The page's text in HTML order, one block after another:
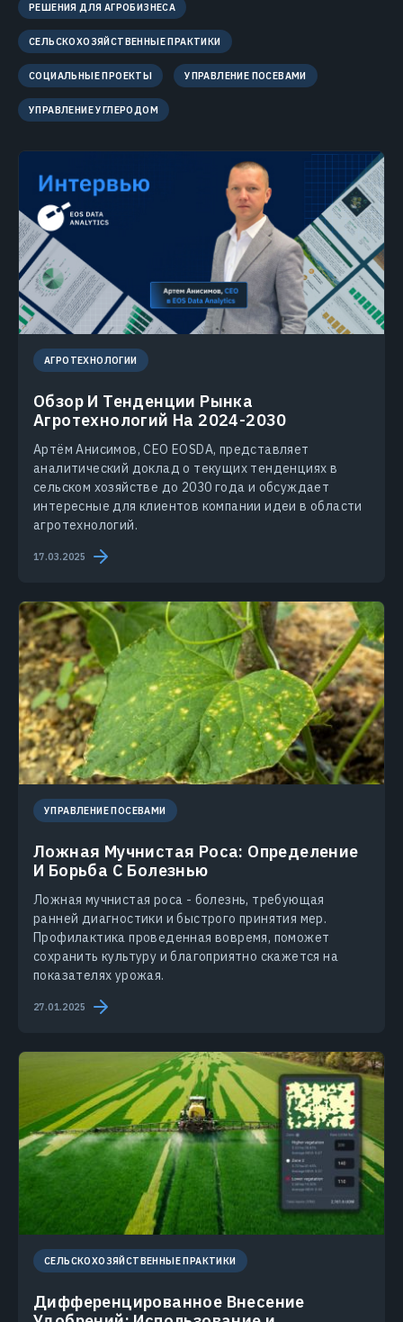
РЕШЕНИЯ ДЛЯ АГРОБИЗНЕСА
СЕЛЬСКОХОЗЯЙСТВЕННЫЕ ПРАКТИКИ
СОЦИАЛЬНЫЕ ПРОЕКТЫ УПРАВЛЕНИЕ ПОСЕВАМИ
УПРАВЛЕНИЕ УГЛЕРОДОМ
АГРОТЕХНОЛОГИИ
Обзор И Тенденции Рынка
Агротехнологий На 2024-2030
Артём Анисимов, CEO EOSDA, представляет
аналитический доклад о текущих тенденциях в
сельском хозяйстве до 2030 года и обсуждает
интересные для клиентов компании идеи в области
агротехнологий.
17.03.2025
УПРАВЛЕНИЕ ПОСЕВАМИ
Ложная Мучнистая Роса: Определение
И Борьба С Болезнью
Ложная мучнистая роса - болезнь, требующая
ранней диагностики и быстрого принятия мер.
Профилактика проведенная вовремя, поможет
сохранить культуру и благоприятно скажется на
показателях урожая.
27.01.2025
СЕЛЬСКОХОЗЯЙСТВЕННЫЕ ПРАКТИКИ
Дифференцированное Внесение